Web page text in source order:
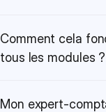
Comment cela
tous les modules ?
Mon expert-